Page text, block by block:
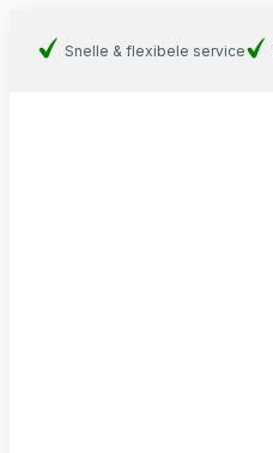
Snelle & flexibele service